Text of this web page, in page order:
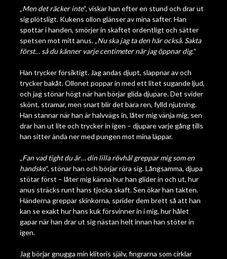
„Men det räcker inte“, viskar han efter en stund och drar ut
sig plötsligt. Kukens ollon glänser av mina safter. Han
spottar i handen, smörjer in skaftet ordentligt och sätter
spetsen mot mitt anus. „Nu ska jag ta den här också. Sakta
först… så du känner varje centimeter när jag öppnar dig.“
Han trycker försiktigt. Jag andas djupt, slappnar av och
trycker bakåt. Ollonet poppar in med ett litet sugande ljud,
och jag stönar högt när han börjar glida djupare. Det svider
skönt, stramar, men snart blir det bara ren, fylld njutning.
Han stannar när han är halvvägs in, låter mig vänja mig, sen
drar han ut lite och trycker in igen – djupare varje gång tills
han sitter ända ner med pungen mot mina läppar.
„Fan vad tight du är… din lilla rövhål greppar mig som en
handske“, stönar han och börjar röra sig. Långsamma, djupa
stötar först – låter mig känna hur han glider in och ut, hur
anus sträcks runt hans tjocka skaft. Sen ökar han takten.
Händerna greppar skinkorna, sprider dem brett så att han
kan se exakt hur hans kuk försvinner in i mig, hur hålet
gapar när han drar ut sig nästan helt innan han stöter in
igen.
Jag börjar gnugga min klitoris själv, fingrarna som cirklar